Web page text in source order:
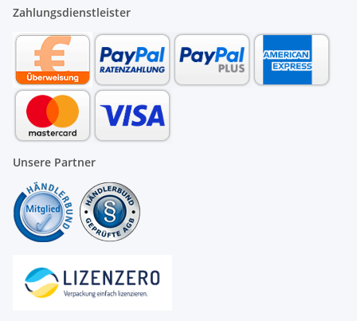
Zahlungsdienstleister
Unsere Partner